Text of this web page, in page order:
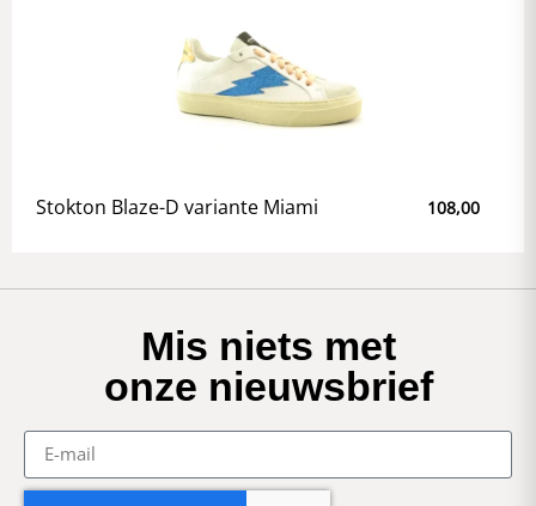
Stokton Blaze-D variante Miami 108,00
Mis niets met
onze nieuwsbrief